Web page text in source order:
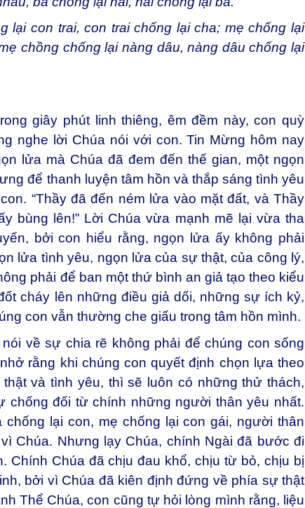
lại con trai, con trai chống lại cha; mẹ chống lại
chồng chống lại nàng dâu, nàng dâu chống lại
giây phút linh thiêng, êm đềm này, con quỳ
nghe lời Chúa nói với con. Tin Mừng hôm nay
lửa mà Chúa đã đem đến thế gian, một ngọn
để thanh luyện tâm hồn và thắp sáng tình yêu
“Thầy đã đến ném lửa vào mặt đất, và Thầy
bùng lên!” Lời Chúa vừa mạnh mẽ lại vừa tha
bởi con hiểu rằng, ngọn lửa ấy không phải
lửa tình yêu, ngọn lửa của sự thật, của công lý,
phải để ban một thứ bình an giả tạo theo kiểu
cháy lên những điều giả dối, những sự ích kỷ,
con vẫn thường che giấu trong tâm hồn mình.
về sự chia rẽ không phải để chúng con sống
rằng khi chúng con quyết định chọn lựa theo
và tình yêu, thì sẽ luôn có những thử thách,
chống đối từ chính những người thân yêu nhất.
lại con, mẹ chống lại con gái, người thân
Chúa. Nhưng lạy Chúa, chính Ngài đã bước đi
Chính Chúa đã chịu đau khổ, chịu từ bỏ, chịu bị
bởi vì Chúa đã kiên định đứng về phía sự thật
Thể Chúa, con cũng tự hỏi lòng mình rằng, liệu